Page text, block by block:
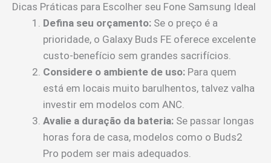
Dicas Práticas para Escolher seu Fone Samsung Ideal
Defina seu orçamento: Se o preço é a
prioridade, o Galaxy Buds FE oferece excelente
custo-benefício sem grandes sacrifícios.
Considere o ambiente de uso: Para quem
está em locais muito barulhentos, talvez valha
investir em modelos com ANC.
Avalie a duração da bateria: Se passar longas
horas fora de casa, modelos como o Buds2
Pro podem ser mais adequados.